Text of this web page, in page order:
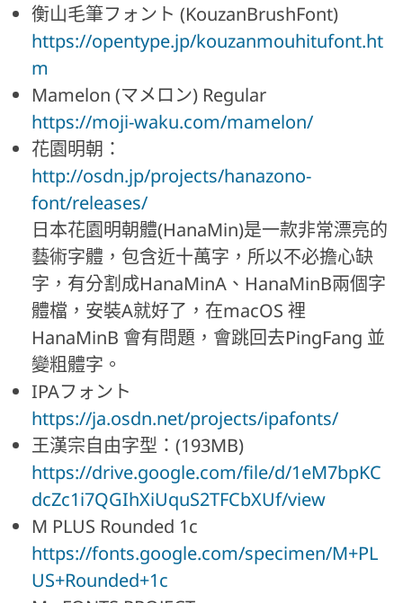
衡山毛筆フォント (KouzanBrushFont)
https://opentype.jp/kouzanmouhitufont.ht
m
Mamelon (マメロン) Regular
https://moji-waku.com/mamelon/
花園明朝：
http://osdn.jp/projects/hanazono-
font/releases/
日本花園明朝體(HanaMin)是一款非常漂亮的
藝術字體，包含近十萬字，所以不必擔心缺
字，有分割成HanaMinA、HanaMinB兩個字
體檔，安裝A就好了，在macOS 裡
HanaMinB 會有問題，會跳回去PingFang 並
變粗體字。
IPAフォント
https://ja.osdn.net/projects/ipafonts/
王漢宗自由字型：(193MB)
https://drive.google.com/file/d/1eM7bpKC
dcZc1i7QGIhXiUquS2TFCbXUf/view
M PLUS Rounded 1c
https://fonts.google.com/specimen/M+PL
US+Rounded+1c